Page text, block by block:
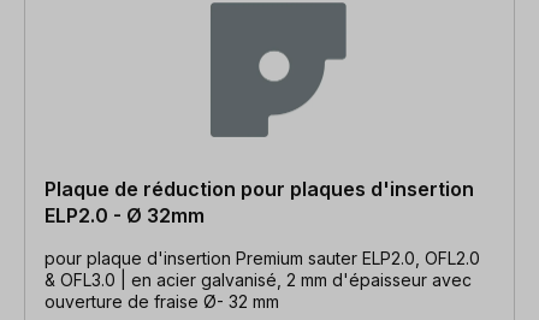
Plaque de réduction pour plaques d'insertion
ELP2.0 - Ø 32mm
pour plaque d'insertion Premium sauter ELP2.0, OFL2.0
& OFL3.0 | en acier galvanisé, 2 mm d'épaisseur avec
ouverture de fraise Ø- 32 mm